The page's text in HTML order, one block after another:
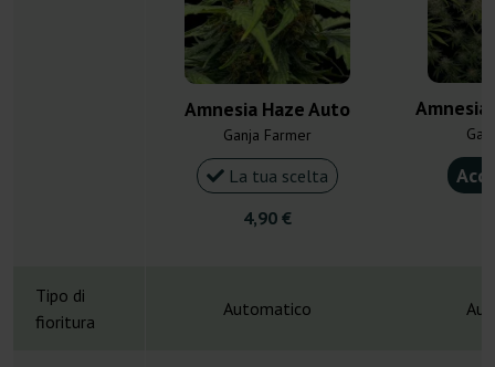
Amnesia Haze Auto
Ganja Farmer
La tua scelta
4,90 €
Amnesia
Tipo di
fioritura
Automatico